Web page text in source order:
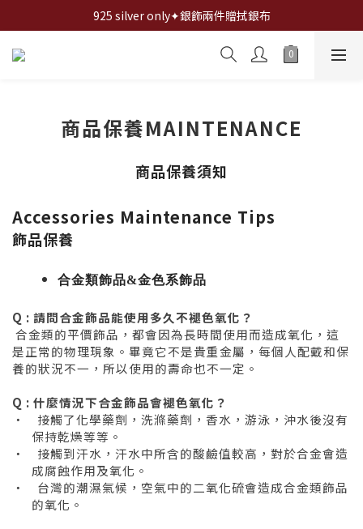
全館✦滿1200折100,滿2000折200,滿3000折300...
925 silver only✦銀飾兩件贈拭銀布
全館✦滿1200折100,滿2000折200,滿3000折300...
商品保養MAINTENANCE
商品保養須知
Accessories Maintenance Tips
飾品保養
合金類飾品&金色系飾品
Q : 請問合金飾品能使用多久不褪色氧化？
合金類的平價飾品，都會因為長時間使用而造成氧化，這
是正常的物理現象。畢竟它不是貴重金屬，每個人配戴和保
養的狀況不一，所以使用的壽命也不一定。
Q : 什麼情況下合金飾品會褪色氧化？
‧
接觸了化學藥劑，洗滌藥劑，香水，游泳，沖水後沒有
保持乾燥等等。
‧
接觸到汗水，汗水中所含的酸鹼值較高，對於合金會造
成腐蝕作用及氧化。
‧
台灣的潮濕氣候，空氣中的二氧化硫會造成合金類飾品
的氧化。